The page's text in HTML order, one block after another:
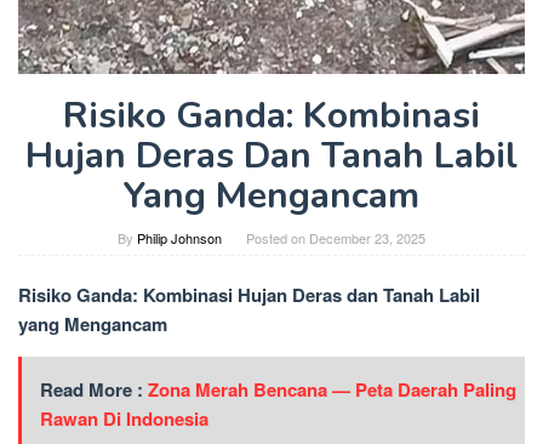
Risiko Ganda: Kombinasi
Hujan Deras Dan Tanah Labil
Yang Mengancam
By Philip Johnson Posted on December 23, 2025
Risiko Ganda: Kombinasi Hujan Deras dan Tanah Labil
yang Mengancam
Read More : Zona Merah Bencana — Peta Daerah Paling
Rawan Di Indonesia